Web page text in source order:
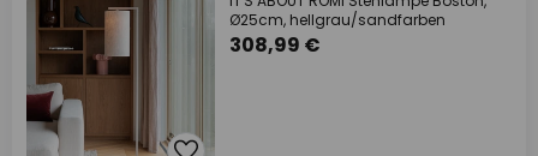
Ø25cm, hellgrau/sandfarben
308,99 €